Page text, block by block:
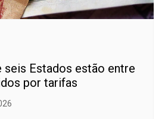
seis Estados estão entre
por tarifas